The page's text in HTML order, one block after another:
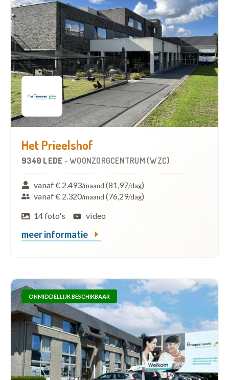
Het Prieelshof
9340 LEDE - WOONZORGCENTRUM (WZC)
vanaf € 2.493/maand (81,97/dag)
vanaf € 2.320/maand (76,29/dag)
14 foto's
video
meer informatie
ONMIDDELLIJK BESCHIKBAAR